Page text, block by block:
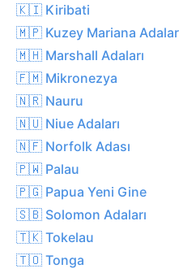
🇰🇮 Kiribati
🇲🇵 Kuzey Mariana
🇲🇭 Marshall Adaları
🇫🇲 Mikronezya
🇳🇷 Nauru
🇳🇺 Niue Adaları
🇳🇫 Norfolk Adası
🇵🇼 Palau
🇵🇬 Papua Yeni Gine
🇸🇧 Solomon Adaları
🇹🇰 Tokelau
🇹🇴 Tonga